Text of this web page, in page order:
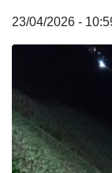
23/04/2026 -